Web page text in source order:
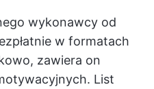
wykonawcy od
w formatach
zawiera on
List